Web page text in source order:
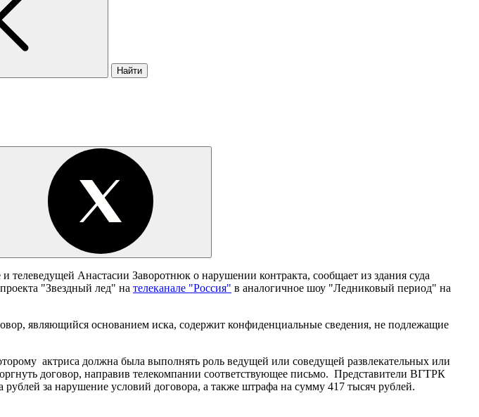
Найти
и телеведущей Анастасии Заворотнюк о нарушении контракта, сообщает из здания суда
"Звездный лед" на телеканале "Россия" в аналогичное шоу "Ледниковый период" на
являющийся основанием иска, содержит конфиденциальные сведения, не подлежащие
актриса должна была выполнять роль ведущей или соведущей развлекательных или
договор, направив телекомпании соответствующее письмо. Представители ВГТРК
за нарушение условий договора, а также штрафа на сумму 417 тысяч рублей.